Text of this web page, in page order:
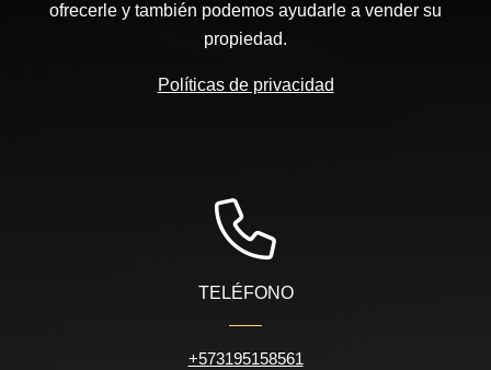
ofrecerle y también podemos ayudarle a vender su
propiedad.
Políticas de privacidad
TELÉFONO
+573195158561